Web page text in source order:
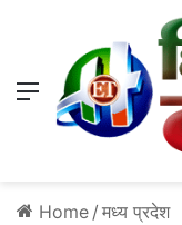
Menu
Home / मध्य प्रदेश